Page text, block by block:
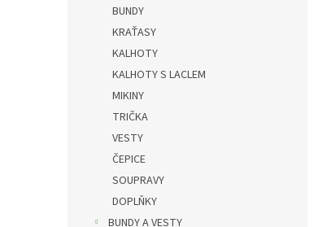
BUNDY
KRAŤASY
KALHOTY
KALHOTY S LACLEM
MIKINY
TRIČKA
VESTY
ČEPICE
SOUPRAVY
DOPLŇKY
BUNDY A VESTY